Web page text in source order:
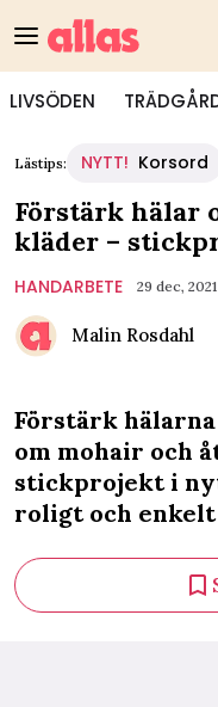
LIVSÖDEN
Lästips: NYTT! Korsord
Förstärk hälar
kläder –
HANDARBETE 29 dec, 2021
Malin Rosdahl
Förstärk
om mohair och
stickprojekt i
roligt och